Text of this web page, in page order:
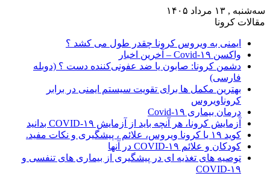
سه‌شنبه , ۱۳ مرداد ۱۴۰۵
مقالات کرونا
ایمنی به ویروس کرونا چقدر طول می کشد ؟
واکسن Covid-۱۹ – آخرین اخبار
دشمن کرونا: صابون یا ضد عفونی‌کننده دست ؟ (دوبله
فارسی)
بهترین مکمل ها برای تقویت سیستم ایمنی در برابر
کروناویروس
درمان بیماری Covid-۱۹
آزمایش کرونا، هر آنچه باید از آزمایش COVID-۱۹ بدانید
کوید ۱۹ یا کرونا ویروس، علائم ، پیشگیری و نکات مفید.
کودکان و علائم COVID-۱۹ در آنها
توصیه های تغذیه ای در پیشگیری از بیماری های تنفسی و
COVID-۱۹